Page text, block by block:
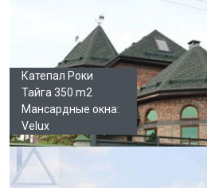
Катепал Роки
Тайга 350 m2
Мансардные окна:
Velux